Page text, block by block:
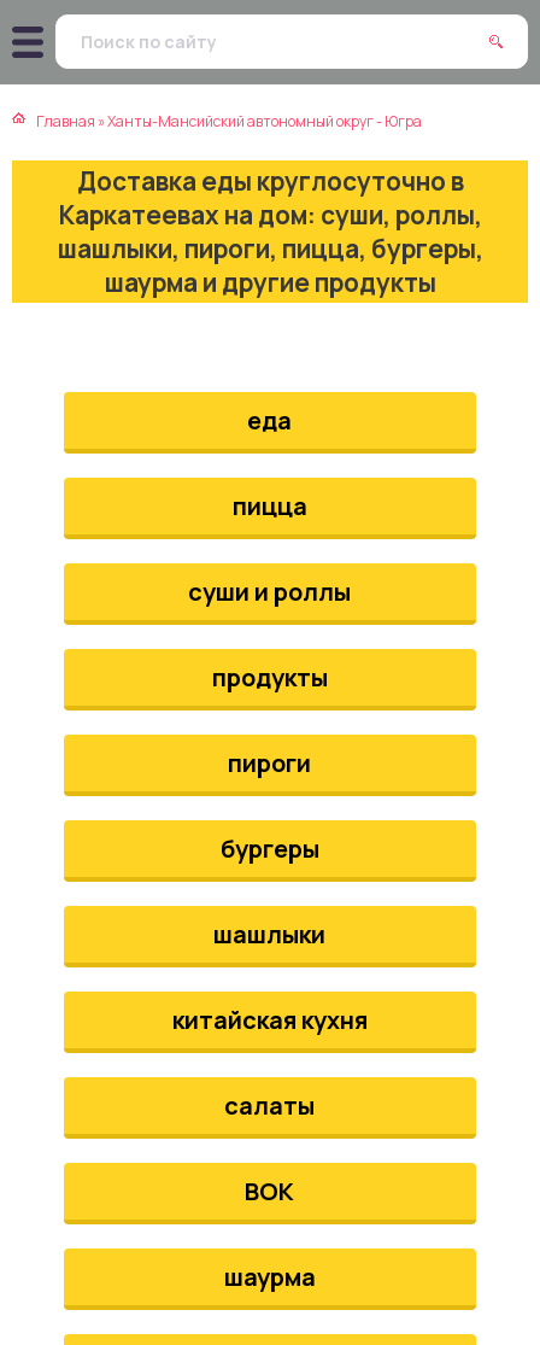
Главная »Ханты-Мансийский автономный округ - Югра
Доставка еды круглосуточно в
Каркатеевах на дом: суши, роллы,
шашлыки, пироги, пицца, бургеры,
шаурма и другие продукты
еда
пицца
суши и роллы
продукты
пироги
бургеры
шашлыки
китайская кухня
салаты
ВОК
шаурма
кухня
кухня